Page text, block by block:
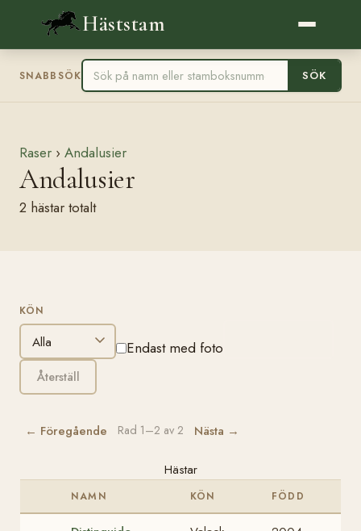
Häststam
SNABBSÖK SÖK
Raser › Andalusier
Andalusier
2 hästar totalt
KÖN
Endast med foto
Återställ
← Föregående Rad 1–2 av 2 Nästa →
Hästar
NAMN KÖN FÖDD